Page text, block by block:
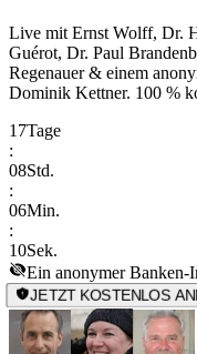
Live mit Ernst Wolff, Dr.
Guérot, Dr. Paul
Regenauer & einem
Dominik Kettner. 100 %
17Tage
:
08Std.
:
06Min.
:
10Sek.
Ein anonymer Banken-
JETZT KOSTENLOS